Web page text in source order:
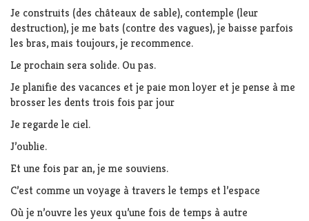
Je construits (des châteaux de sable), contemple (leur
destruction), je me bats (contre des vagues), je baisse parfois
les bras, mais toujours, je recommence.
Le prochain sera solide. Ou pas.
Je planifie des vacances et je paie mon loyer et je pense à me
brosser les dents trois fois par jour
Je regarde le ciel.
J’oublie.
Et une fois par an, je me souviens.
C’est comme un voyage à travers le temps et l’espace
Où je n’ouvre les yeux qu’une fois de temps à autre